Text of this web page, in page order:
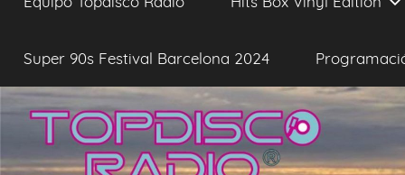
Super 90s Festival Barcelona 2024